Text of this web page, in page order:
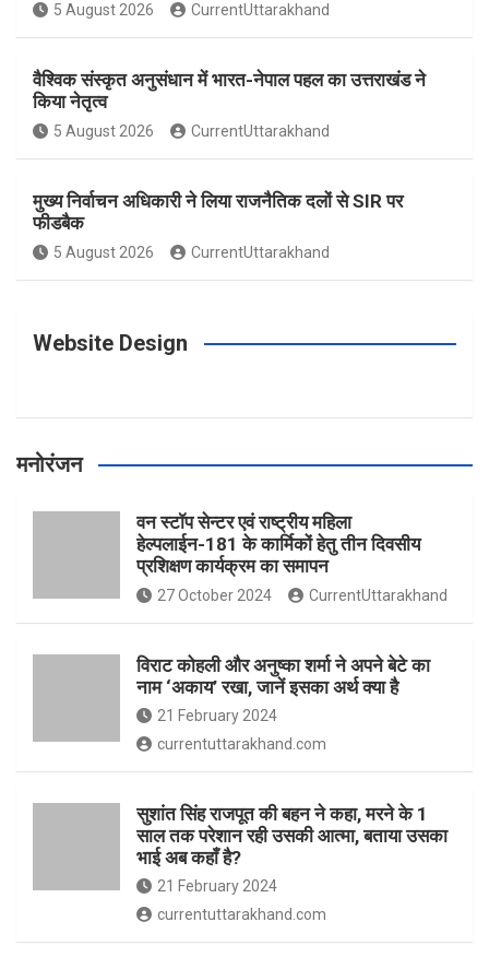
b
o
a e t u
5 August 2026 CurrentUttarakhand
वैश्विक संस्कृत अनुसंधान में भारत-नेपाल पहल का उत्तराखंड ने
किया नेतृत्व
5 August 2026 CurrentUttarakhand
मुख्य निर्वाचन अधिकारी ने लिया राजनैतिक दलों से SIR पर
फीडबैक
5 August 2026 CurrentUttarakhand
Website Design
मनोरंजन
वन स्टॉप सेन्टर एवं राष्ट्रीय महिला
हेल्पलाईन-181 के कार्मिकों हेतु तीन दिवसीय
प्रशिक्षण कार्यक्रम का समापन
27 October 2024 CurrentUttarakhand
विराट कोहली और अनुष्का शर्मा ने अपने बेटे का
नाम ‘अकाय’ रखा, जानें इसका अर्थ क्‍या है
21 February 2024
currentuttarakhand.com
सुशांत सिंह राजपूत की बहन ने कहा, मरने के 1
साल तक परेशान रही उसकी आत्मा, बताया उसका
भाई अब कहाँ है?
21 February 2024
currentuttarakhand.com